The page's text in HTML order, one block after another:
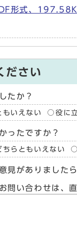
形式、
ださい
たか？
もいえない 役に
ったですか？
ちらともいえない
見がありました
問い合わせは、